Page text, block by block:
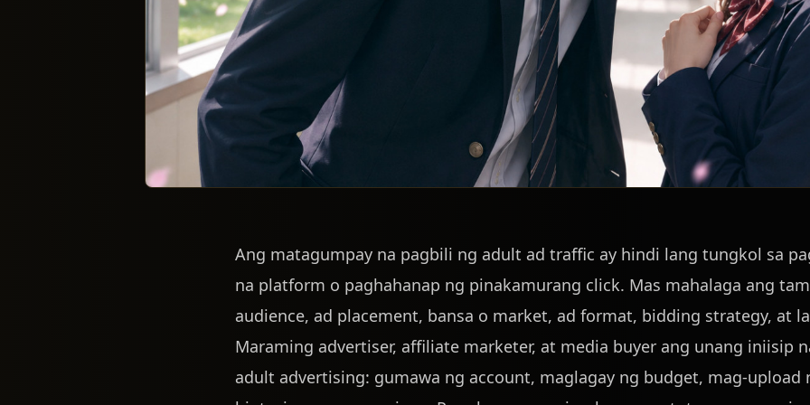
Ang matagumpay na pagbili ng adult ad traffic ay hindi lang tungkol sa
na platform o paghahanap ng pinakamurang click. Mas mahalaga ang
audience, ad placement, bansa o market, ad format, bidding strategy, at
Maraming advertiser, affiliate marketer, at media buyer ang unang iniisip
adult advertising: gumawa ng account, maglagay ng budget, mag-upload